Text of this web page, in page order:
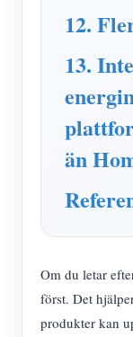
12.
13.
än
Om du letar
först. Det
produkter kan